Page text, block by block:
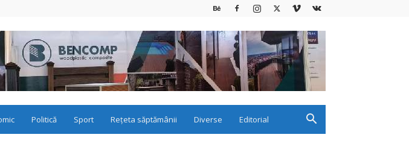
Politică Sport Rețeta săptămânii Diverse Editorial